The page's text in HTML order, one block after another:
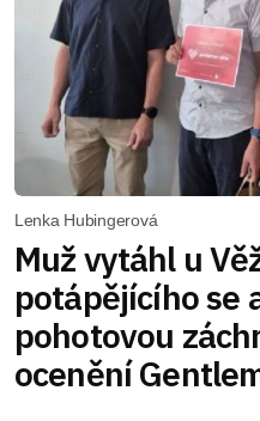
Lenka Hubingerová
Muž vytáhl u
potápějícího se
pohotovou
ocenění